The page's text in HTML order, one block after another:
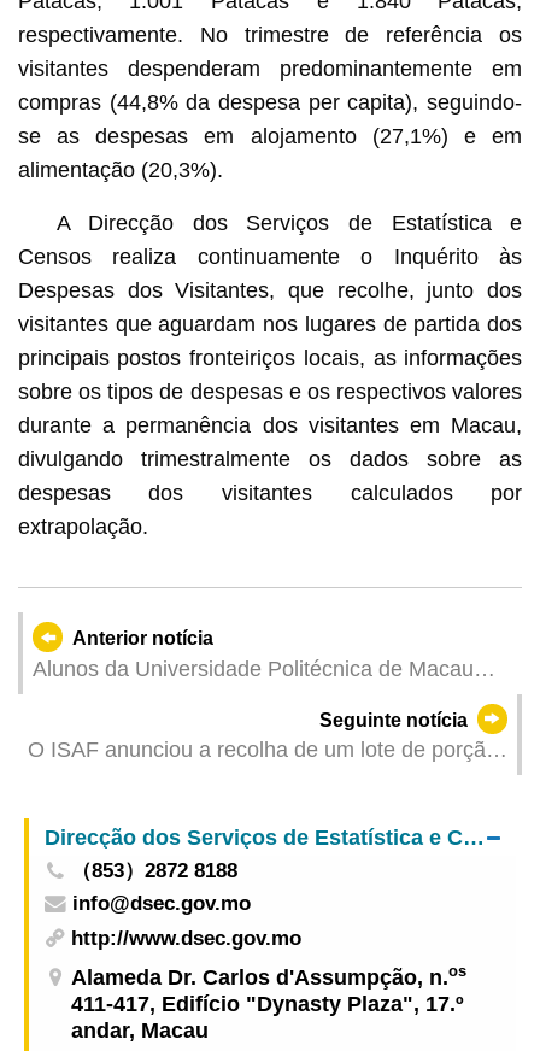
respectivamente. No trimestre de referência os
visitantes despenderam predominantemente em
compras (44,8% da despesa per capita), seguindo-
se as despesas em alojamento (27,1%) e em
alimentação (20,3%).
A Direcção dos Serviços de Estatística e
Censos realiza continuamente o Inquérito às
Despesas dos Visitantes, que recolhe, junto dos
visitantes que aguardam nos lugares de partida dos
principais postos fronteiriços locais, as informações
sobre os tipos de despesas e os respectivos valores
durante a permanência dos visitantes em Macau,
divulgando trimestralmente os dados sobre as
despesas dos visitantes calculados por
extrapolação.
Anterior notícia
Alunos da Universidade Politécnica de Macau
subiram à Colina da Taipa Grande durante o Ano
Novo Chinês com votos de boa saúde
Seguinte notícia
O ISAF anunciou a recolha de um lote de porção
“Vespae Nidus” com níveis excessivos de
aflatoxina
Direcção dos Serviços de Estatística e Censos
（853）2872 8188
info@dsec.gov.mo
http://www.dsec.gov.mo
Alameda Dr. Carlos d'Assumpção, n.os
411-417, Edifício "Dynasty Plaza", 17.º
andar, Macau